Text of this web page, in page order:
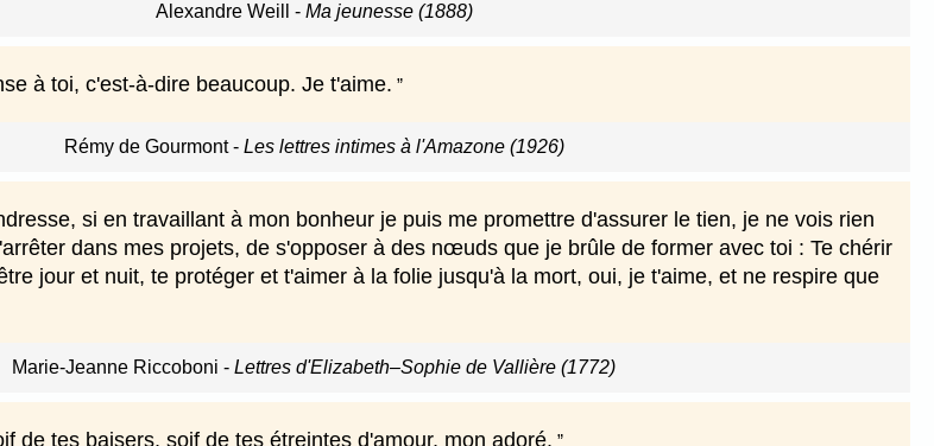
Alexandre Weill - Ma jeunesse (1888)
à toi, c'est-à-dire beaucoup. Je t'aime.
Rémy de Gourmont- Les lettres intimes à l'Amazone (1926)
si en travaillant à mon bonheur je puis me promettre d'assurer le tien, je ne vois rien
dans mes projets, de s'opposer à des nœuds que je brûle de former avec toi : Te chérir
jour et nuit, te protéger et t'aimer à la folie jusqu'à la mort, oui, je t'aime, et ne respire que
Marie-Jeanne Riccoboni - Lettres d'Elizabeth–Sophie de Vallière (1772)
de tes baisers, soif de tes étreintes d'amour, mon adoré.